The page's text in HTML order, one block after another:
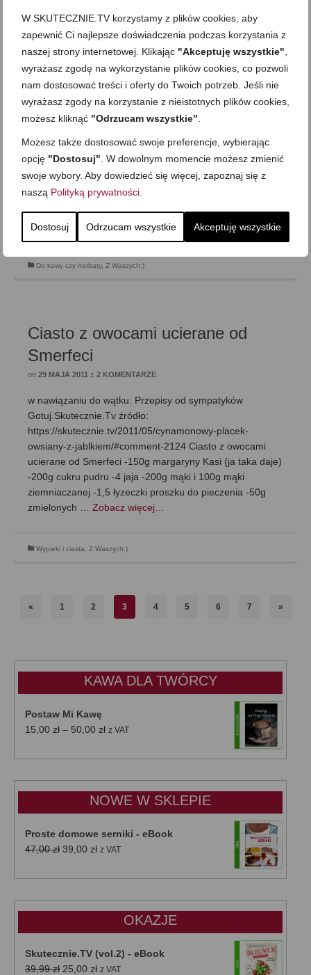
W SKUTECZNIE.TV korzystamy z plików cookies, aby
zapewnić Ci najlepsze doświadczenia podczas korzystania z
naszej strony internetowej. Klikając "Akceptuję wszystkie"
wyrażasz zgodę na wykorzystanie plików cookies, co pozwoli
nam dostosować treści i oferty do Twoich potrzeb. Jeśli nie
wyrażasz zgody na korzystanie z nieistotnych plików cookies,
możesz kliknąć "Odrzucam wszystkie"
Możesz także dostosować swoje preferencje, wybierając
opcję "Dostosuj" . W dowolnym momencie możesz zmienić
swoje wybory. Aby dowiedzieć się więcej, zapoznaj się z
naszą Polityką prywatności
Dostosuj Odrzucam wszystkie Akceptuję wszystkie
Ciasteczka z powidłami od Doroty
on13 CZERWCA 2011 zJEDEN KOMENTARZ
w nawiązaniu do wątku: Przepisy od sympatyków
https://skutecznie.tv/2011/06/chrupiace-i-kruche-ciastka-
kokosowe/#comment-2208 […]podam mój ulubiony
przepis też bardzo, bardzo dobry przepis jest już wiekowy
ale bardzo często je piekę podaje na połowę porcji bo
powidłami …Zobacz więcej…
Do kawy czy herbaty, Z Waszych:)
Ciasto z owocami ucierane od
Smerfeci
on 29 MAJA 2011 z 2 KOMENTARZE
w nawiązaniu do wątku: Przepisy od sympatyków
Gotuj.Skutecznie.Tv źródło:
https://skutecznie.tv/2011/05/cynamonowy-placek-
owsiany-z-jablkiem/#comment-2124 Ciasto z owocami
ucierane od Smerfeci -150g margaryny Kasi (ja taka daje)
-200g cukru pudru -4 jaja -200g mąki i 100g mąki
ziemniaczanej -1,5 łyzeczki proszku do pieczenia -50g
zmielonych … Zobacz więcej…
Wypieki i ciasta Z Waszych:)
« 1 2 3 4 5 6 7 »
KAWA DLA TWÓRCY
Postaw Mi Kawę
15,00 zł – 50,00 złZakres
od
do
50,00 zł
z VAT
NOWE W SKLEPIE
Proste domowe serniki - eBook
47,00zł Pierwotna
wynosiła:
39,00 złAktualna
wynosi:
z VAT
OKAZJE
Skutecznie.TV (vol.2) - eBook
39,99zł Pierwotna
25,00 złAktualna
z VAT